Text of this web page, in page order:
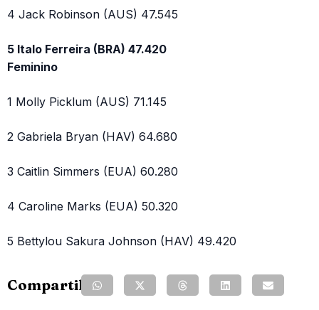
4 Jack Robinson (AUS) 47.545
5 Italo Ferreira (BRA) 47.420
Feminino
1 Molly Picklum (AUS) 71.145
2 Gabriela Bryan (HAV) 64.680
3 Caitlin Simmers (EUA) 60.280
4 Caroline Marks (EUA) 50.320
5 Bettylou Sakura Johnson (HAV) 49.420
Compartilhe: